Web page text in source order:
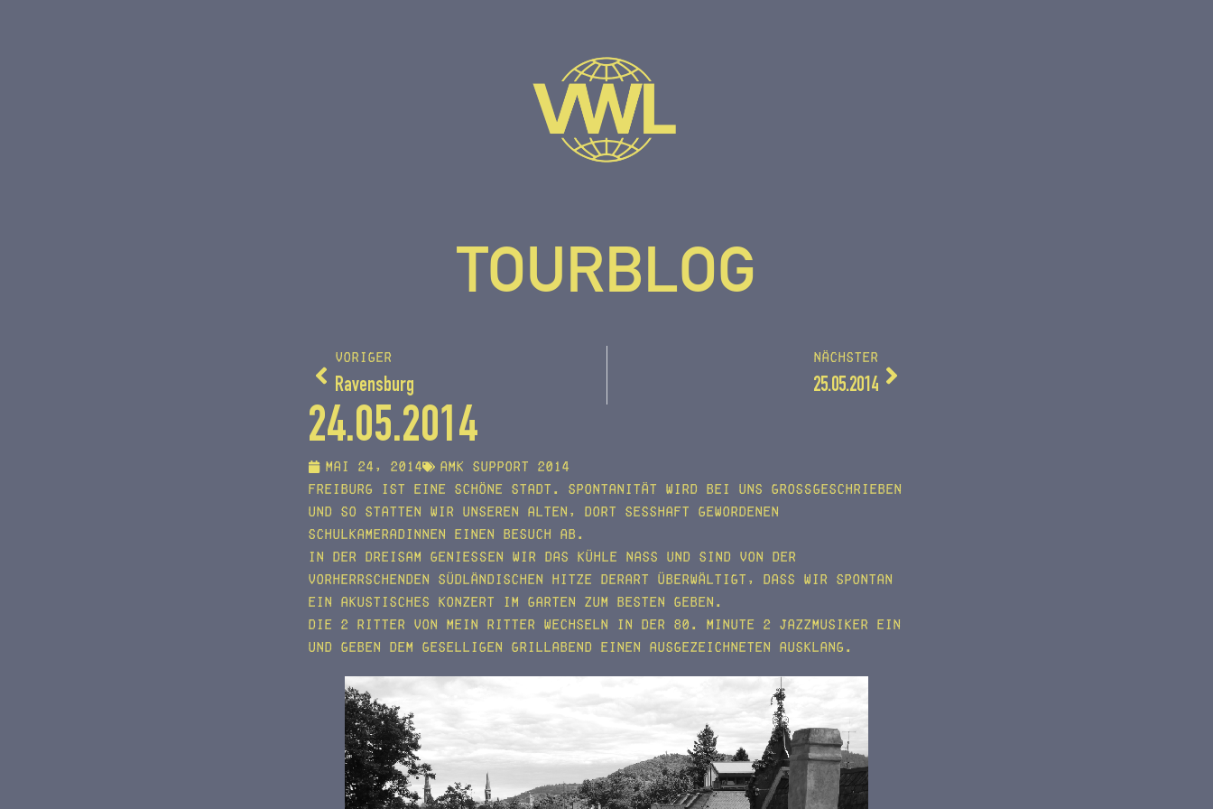
TOURBLOG
VORIGER
Ravensburg
NÄCHSTER
25.05.2014
24.05.2014
Mai 24, 2014
AMK support 2014
Freiburg ist eine schöne Stadt. Spontanität wird bei uns großgeschrieben
und so statten wir unseren alten, dort sesshaft gewordenen
Schulkameradinnen einen Besuch ab.
In der Dreisam genießen wir das kühle Nass und sind von der
vorherrschenden südländischen Hitze derart überwältigt, dass wir spontan
ein akustisches Konzert im Garten zum besten geben.
Die 2 Ritter von Mein Ritter wechseln in der 80. Minute 2 Jazzmusiker ein
und geben dem geselligen Grillabend einen ausgezeichneten Ausklang.